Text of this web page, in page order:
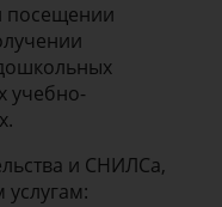
посещении
учебно-
и СНИЛСа,
услугам: